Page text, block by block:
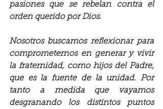
pasiones que se rebelan contra el
orden querido por Dios.
Nosotros buscamos reflexionar para
comprometernos en generar y vivir
la fraternidad, como hijos del Padre,
que es la fuente de la unidad. Por
tanto a medida que vayamos
desgranando los distintos puntos